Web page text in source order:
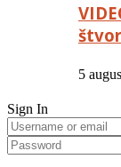
5
Sign In